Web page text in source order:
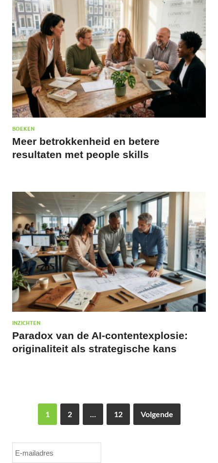
BOEKEN
Meer betrokkenheid en betere
resultaten met people skills
INZICHTEN
Paradox van de AI-contentexplosie:
originaliteit als strategische kans
1 2 12 Volgende